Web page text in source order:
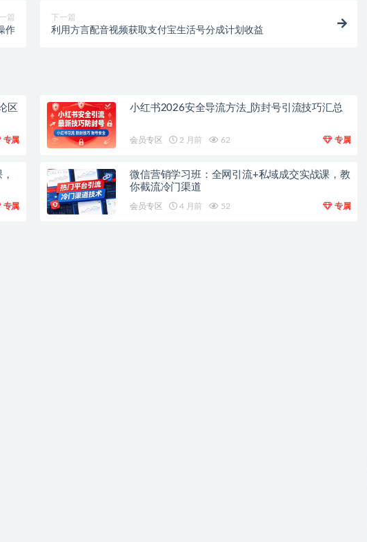
一篇
作
下一篇
利用方言配音视频获取支付宝生活号分成计划收益
区
专属
小红书2026安全导流方法_防封号引流技巧汇总
会员专区 2 月前 62 专属
专属
微信营销学习班：全网引流+私域成交实战课，教
你截流冷门渠道
会员专区 4 月前 52 专属